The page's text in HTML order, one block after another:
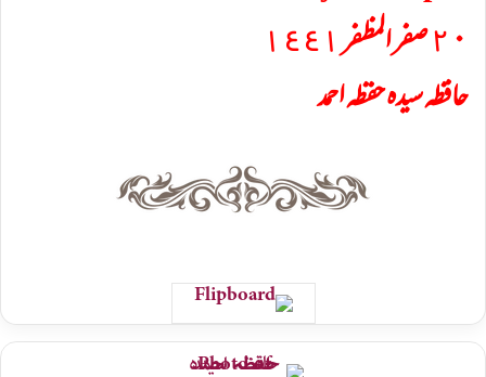
٢٠ صفر المظفر ١٤٤١
حافظہ سیدہ حفظہ احمد